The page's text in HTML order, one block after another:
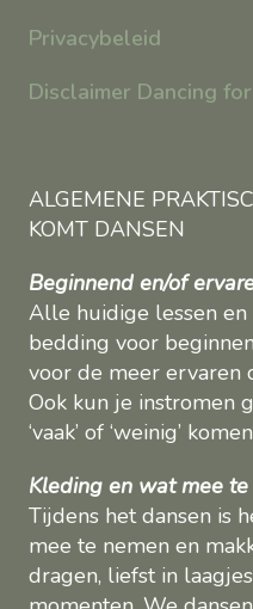
Privacybeleid
Disclaimer Dancing
ALGEMENE
KOMT DANSEN
Beginnend en/of
Alle huidige lessen
bedding voor
voor de meer ervaren
Ook kun je instromen
‘vaak’ of ‘weinig’
Kleding en wat mee
Tijdens het dansen is
mee te nemen en
dragen, liefst in